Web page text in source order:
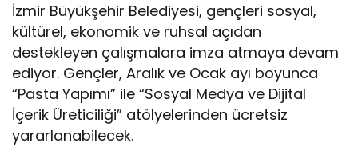
İzmir Büyükşehir Belediyesi, gençleri sosyal,
kültürel, ekonomik ve ruhsal açıdan
destekleyen çalışmalara imza atmaya devam
ediyor. Gençler, Aralık ve Ocak ayı boyunca
“Pasta Yapımı” ile “Sosyal Medya ve Dijital
İçerik Üreticiliği” atölyelerinden ücretsiz
yararlanabilecek.